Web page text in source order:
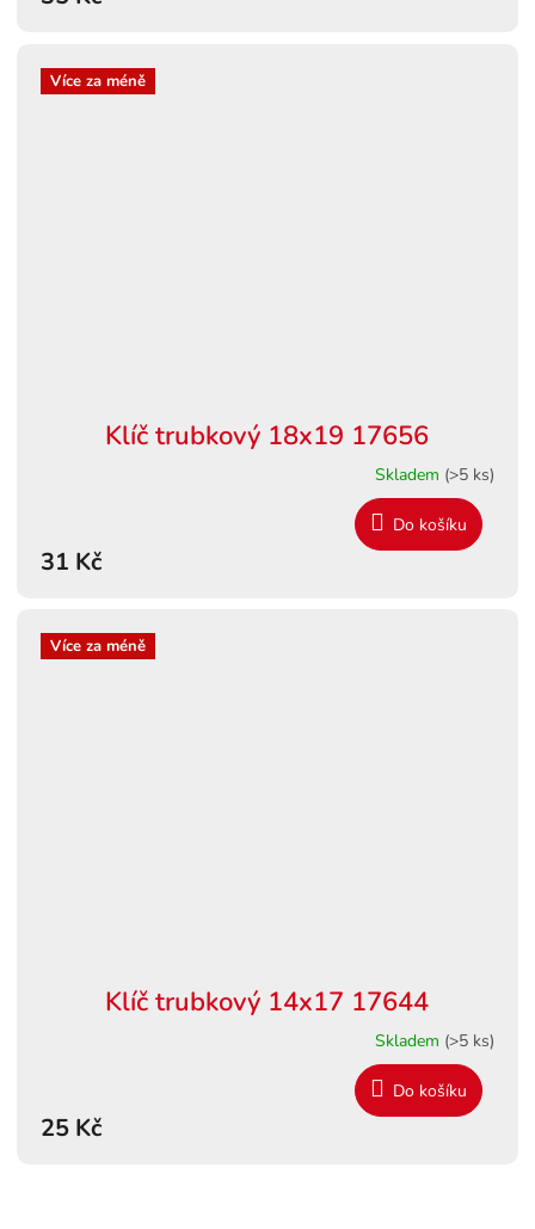
Více za méně
Klíč trubkový 18x19 17656
Skladem (>5 ks)
31 Kč
Do košíku
Více za méně
Klíč trubkový 14x17 17644
Skladem (>5 ks)
25 Kč
Do košíku